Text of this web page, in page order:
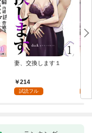
妻、交換します１
214
試読フル
な